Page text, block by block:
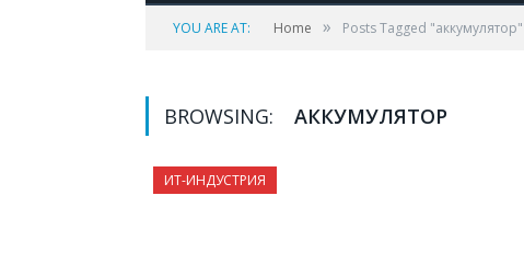
YOU ARE AT: Home » Posts Tagged "аккумулятор"
BROWSING: АККУМУЛЯТОР
ИТ-ИНДУСТРИЯ